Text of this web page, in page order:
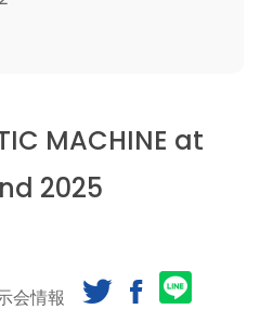
MACHINE at
2025
会情報